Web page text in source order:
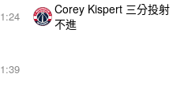
Corey Kispert 三分投射
不進